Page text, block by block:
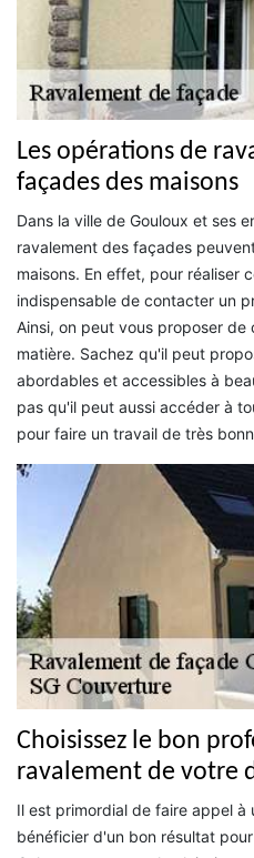
Les opérations de
façades des maisons
Dans la ville de Gouloux et ses
ravalement des façades
maisons. En effet, pour réaliser
indispensable de contacter un
Ainsi, on peut vous proposer de
matière. Sachez qu'il peut
abordables et accessibles à
pas qu'il peut aussi accéder à
pour faire un travail de très
Choisissez le bon
ravalement de votre
Il est primordial de faire appel à
bénéficier d'un bon résultat